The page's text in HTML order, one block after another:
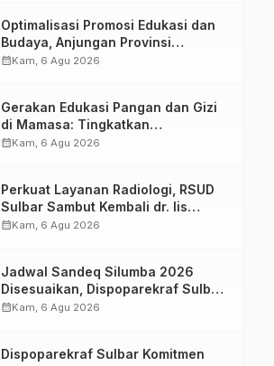
Optimalisasi Promosi Edukasi dan
Budaya, Anjungan Provinsi
Sulawesi Barat Perkuat Kolaborasi
calendar_monthKam, 6 Agu 2026
Gerakan Edukasi Pangan dan Gizi
di Mamasa: Tingkatkan
Pengetahuan dan Keterampilan
calendar_monthKam, 6 Agu 2026
Perkuat Layanan Radiologi, RSUD
Sulbar Sambut Kembali dr. Iis
Imelda, Sp.Rad
calendar_monthKam, 6 Agu 2026
Jadwal Sandeq Silumba 2026
Disesuaikan, Dispoparekraf Sulbar
Pastikan Persiapan Tetap
calendar_monthKam, 6 Agu 2026
Dispoparekraf Sulbar Komitmen